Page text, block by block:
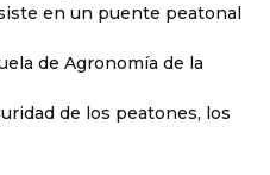
en un puente peatonal
de Agronomía de la
de los peatones, los